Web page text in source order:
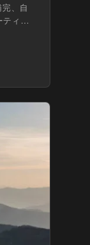
、自
ィ